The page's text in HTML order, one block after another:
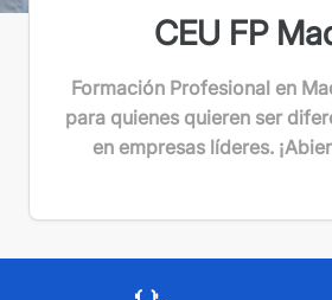
CEU FP
Formación Profesional en
para quienes quieren ser
en empresas líderes.